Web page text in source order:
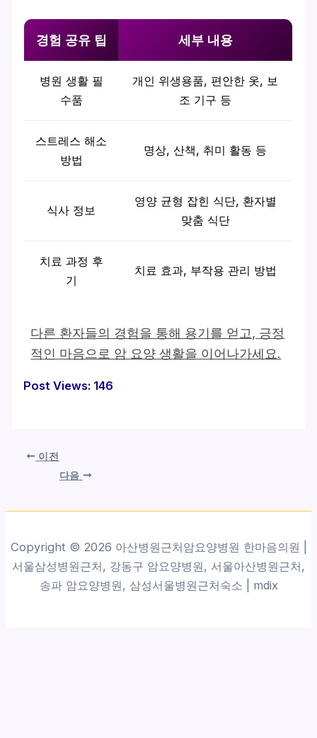
경험 공유 팁 세부 내용
병원 생활 필
수품
개인 위생용품, 편안한 옷, 보
조 기구 등
스트레스 해소
방법
명상, 산책, 취미 활동 등
식사 정보
영양 균형 잡힌 식단, 환자별
맞춤 식단
치료 과정 후
기
치료 효과, 부작용 관리 방법
다른 환자들의 경험을 통해 용기를 얻고, 긍정
적인 마음으로 암 요양 생활을 이어나가세요.
Post Views: 146
이전
다음
Copyright © 2026 아산병원근처암요양병원 한마음의원 |
서울삼성병원근처, 강동구 암요양병원, 서울아산병원근처,
송파 암요양병원, 삼성서울병원근처숙소 | mdix